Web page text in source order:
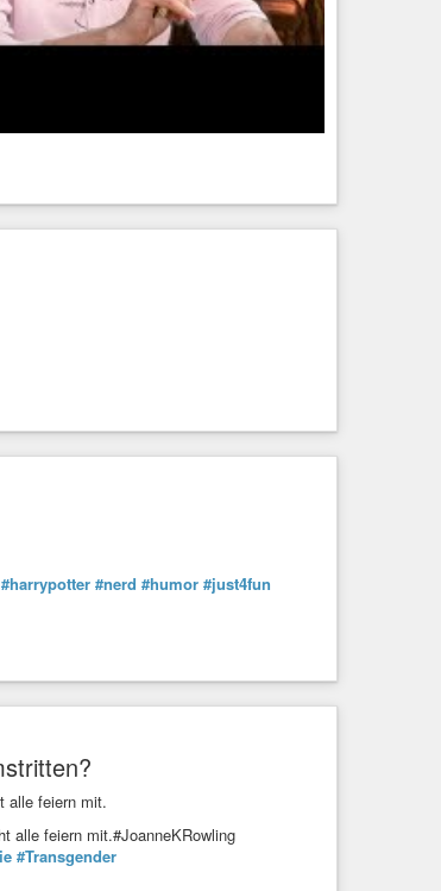
#harrypotter #nerd #humor #just4fun
alle feiern mit.
alle feiern mit.#JoanneKRowling
#Transgender